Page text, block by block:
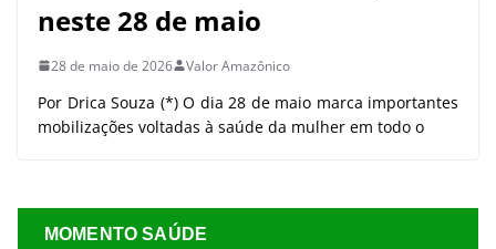
neste 28 de maio
28 de maio de 2026 Valor Amazônico
Por Drica Souza (*) O dia 28 de maio marca importantes
mobilizações voltadas à saúde da mulher em todo o
MOMENTO SAÚDE